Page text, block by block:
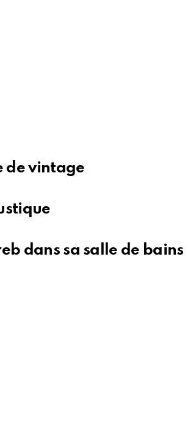
de vintage
dans sa salle de bains